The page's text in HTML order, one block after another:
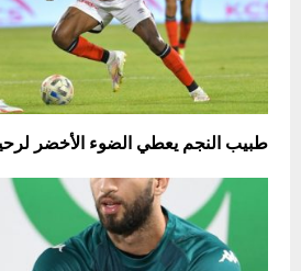
طبيب النجم يعطي الضوء الأخضر